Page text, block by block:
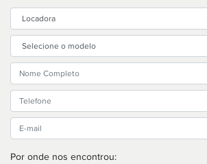
Por onde nos encontrou: